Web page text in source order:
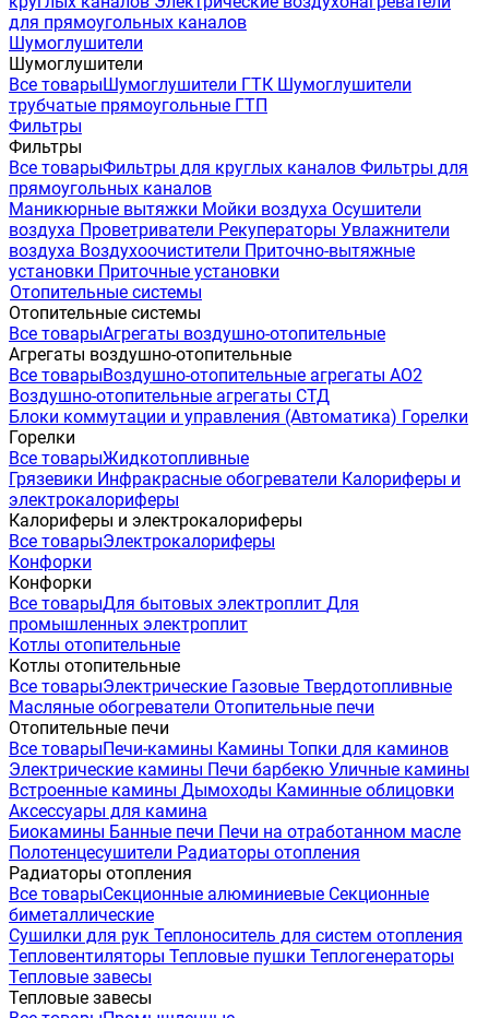
для прямоугольных каналов
Шумоглушители
Шумоглушители
Все товарыШумоглушители ГТК Шумоглушители
трубчатые прямоугольные ГТП
Фильтры
Фильтры
Все товарыФильтры для круглых каналов Фильтры для
прямоугольных каналов
Маникюрные вытяжки Мойки воздуха Осушители
воздуха Проветриватели Рекуператоры Увлажнители
воздуха Воздухоочистители Приточно-вытяжные
установки Приточные установки
Отопительные системы
Отопительные системы
Все товарыАгрегаты воздушно-отопительные
Агрегаты воздушно-отопительные
Все товарыВоздушно-отопительные агрегаты АО2
Воздушно-отопительные агрегаты СТД
Блоки коммутации и управления (Автоматика) Горелки
Горелки
Все товарыЖидкотопливные
Грязевики Инфракрасные обогреватели Калориферы и
электрокалориферы
Калориферы и электрокалориферы
Все товарыЭлектрокалориферы
Конфорки
Конфорки
Все товарыДля бытовых электроплит Для
промышленных электроплит
Котлы отопительные
Котлы отопительные
Все товарыЭлектрические Газовые Твердотопливные
Масляные обогреватели Отопительные печи
Отопительные печи
Все товарыПечи-камины Камины Топки для каминов
Электрические камины Печи барбекю Уличные камины
Встроенные камины Дымоходы Каминные облицовки
Аксессуары для камина
Биокамины Банные печи Печи на отработанном масле
Полотенцесушители Радиаторы отопления
Радиаторы отопления
Все товарыСекционные алюминиевые Секционные
биметаллические
Сушилки для рук Теплоноситель для систем отопления
Тепловентиляторы Тепловые пушки Теплогенераторы
Тепловые завесы
Тепловые завесы